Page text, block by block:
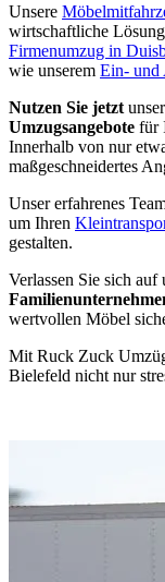
Unsere
wirtschaftliche
Firmenumzug in
wie unserem Ein- und
Nutzen Sie jetzt
Umzugsangebote für
Innerhalb von nur
maßgeschneidertes
Unser erfahrenes
um Ihren
gestalten.
Verlassen Sie sich auf
wertvollen Möbel
Mit Ruck Zuck
Bielefeld nicht nur